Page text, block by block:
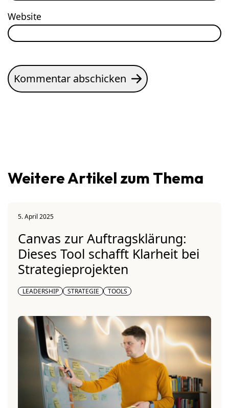
Website
Kommentar abschicken
Weitere Artikel zum Thema
5. April 2025
Canvas zur Auftragsklärung:
Dieses Tool schafft Klarheit bei
Strategieprojekten
LEADERSHIP STRATEGIE TOOLS